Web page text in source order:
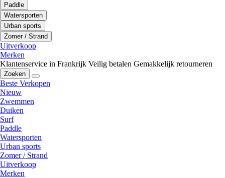
Paddle
Watersporten
Urban sports
Zomer / Strand
Uitverkoop
Merken
Klantenservice in Frankrijk Veilig betalen Gemakkelijk retourneren
Zoeken
Beste Verkopen
Nieuw
Zwemmen
Duiken
Surf
Paddle
Watersporten
Urban sports
Zomer / Strand
Uitverkoop
Merken